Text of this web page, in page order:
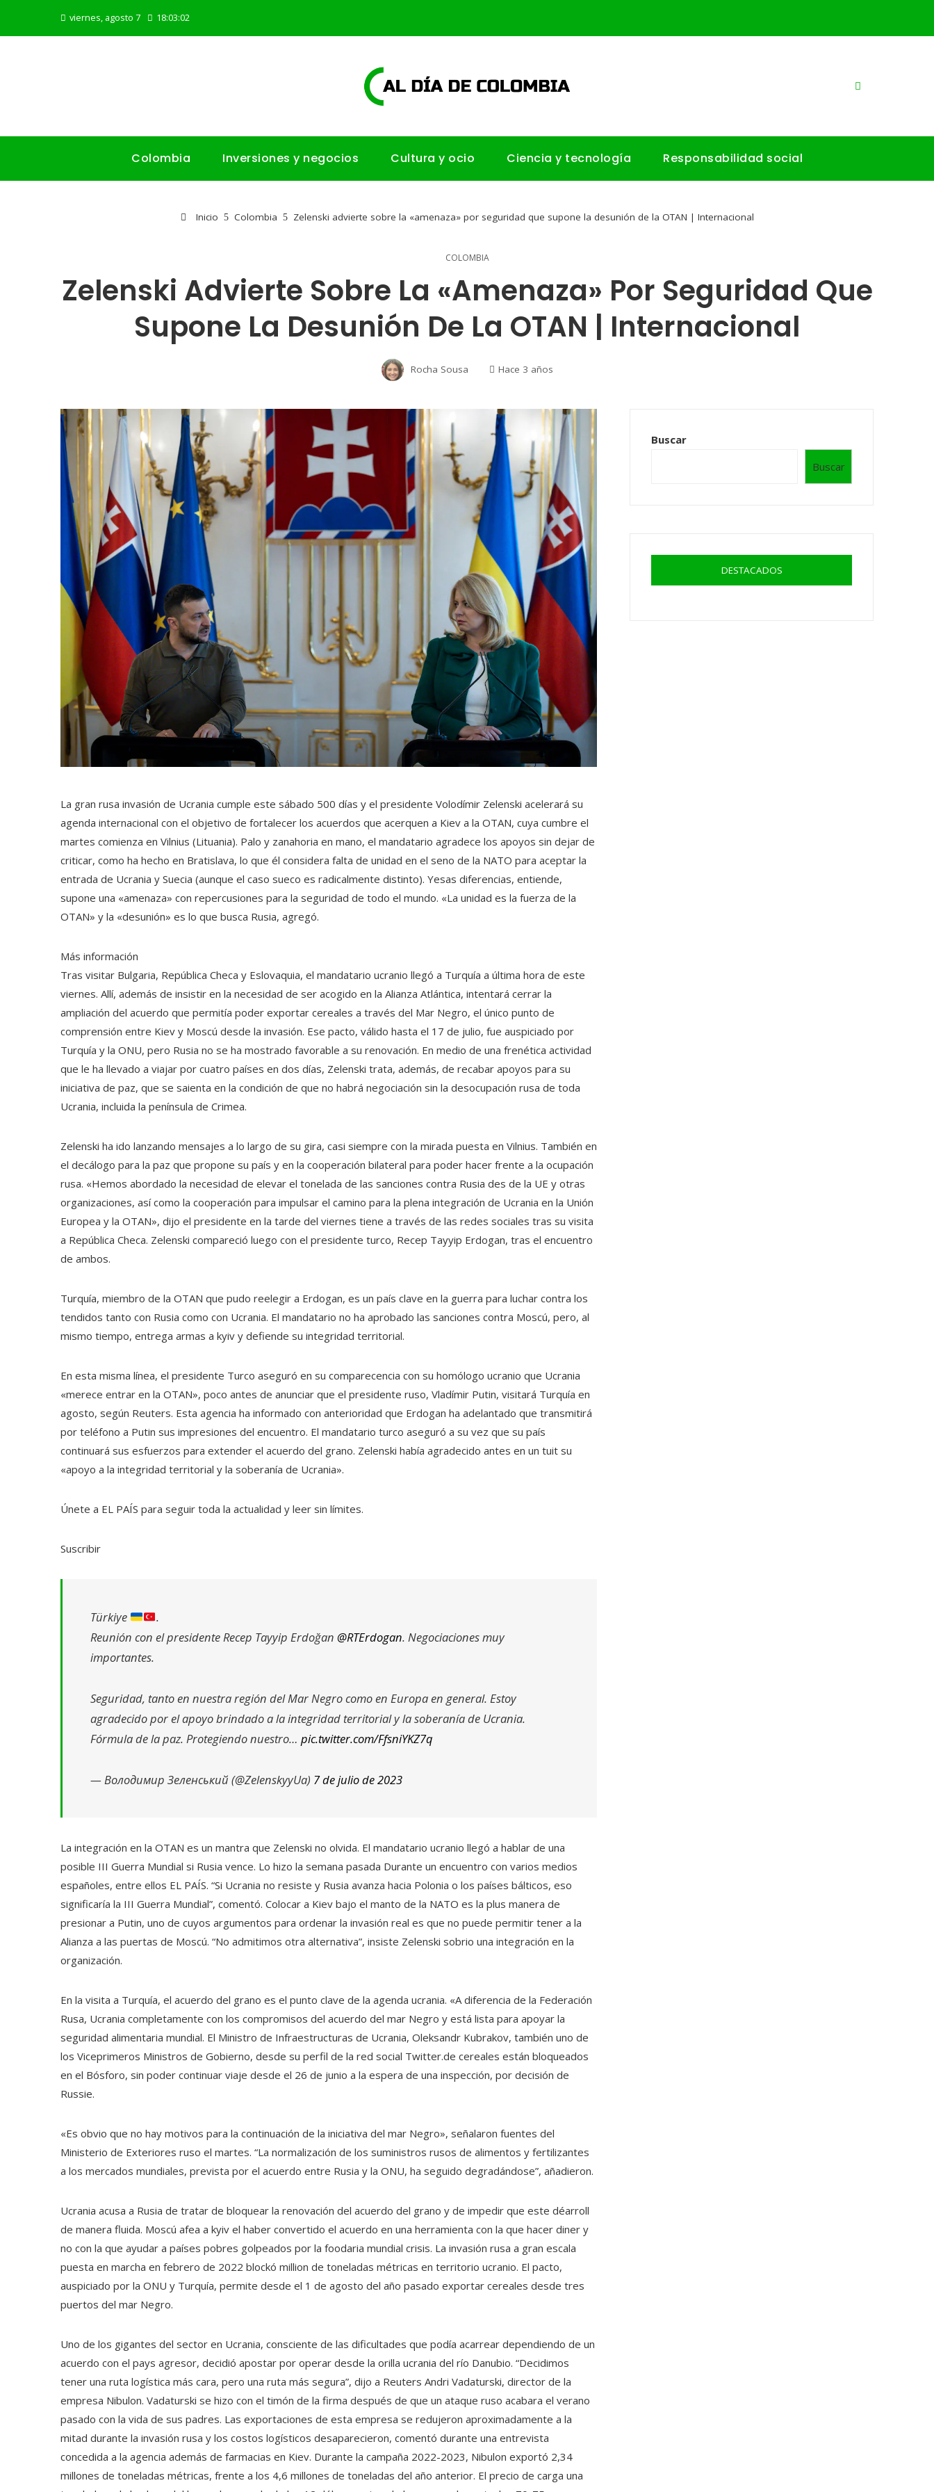
viernes, agosto 7 18:03:03
Colombia Inversiones y negocios Cultura y ocio Ciencia y tecnología Responsabilidad social
Inicio Colombia Zelenski advierte sobre la «amenaza» por seguridad que supone la desunión de la OTAN | Internacional
COLOMBIA
Zelenski Advierte Sobre La «amenaza» Por Seguridad Que
Supone La Desunión De La OTAN | Internacional
Rocha Sousa Hace 3 años
La gran rusa invasión de Ucrania cumple este sábado 500 días y el presidente Volodímir Zelenski acelerará su
agenda internacional con el objetivo de fortalecer los acuerdos que acerquen a Kiev a la OTAN, cuya cumbre el
martes comienza en Vilnius (Lituania). Palo y zanahoria en mano, el mandatario agradece los apoyos sin dejar de
criticar, como ha hecho en Bratislava, lo que él considera falta de unidad en el seno de la NATO para aceptar la
entrada de Ucrania y Suecia (aunque el caso sueco es radicalmente distinto). Yesas diferencias, entiende,
supone una «amenaza» con repercusiones para la seguridad de todo el mundo. «La unidad es la fuerza de la
OTAN» y la «desunión» es lo que busca Rusia, agregó.
Más información
Tras visitar Bulgaria, República Checa y Eslovaquia, el mandatario ucranio llegó a Turquía a última hora de este
viernes. Allí, además de insistir en la necesidad de ser acogido en la Alianza Atlántica, intentará cerrar la
ampliación del acuerdo que permitía poder exportar cereales a través del Mar Negro, el único punto de
comprensión entre Kiev y Moscú desde la invasión. Ese pacto, válido hasta el 17 de julio, fue auspiciado por
Turquía y la ONU, pero Rusia no se ha mostrado favorable a su renovación. En medio de una frenética actividad
que le ha llevado a viajar por cuatro países en dos días, Zelenski trata, además, de recabar apoyos para su
iniciativa de paz, que se saienta en la condición de que no habrá negociación sin la desocupación rusa de toda
Ucrania, incluida la península de Crimea.
Zelenski ha ido lanzando mensajes a lo largo de su gira, casi siempre con la mirada puesta en Vilnius. También en
el decálogo para la paz que propone su país y en la cooperación bilateral para poder hacer frente a la ocupación
rusa. «Hemos abordado la necesidad de elevar el tonelada de las sanciones contra Rusia des de la UE y otras
organizaciones, así como la cooperación para impulsar el camino para la plena integración de Ucrania en la Unión
Europea y la OTAN», dijo el presidente en la tarde del viernes tiene a través de las redes sociales tras su visita
a República Checa. Zelenski compareció luego con el presidente turco, Recep Tayyip Erdogan, tras el encuentro
de ambos.
Turquía, miembro de la OTAN que pudo reelegir a Erdogan, es un país clave en la guerra para luchar contra los
tendidos tanto con Rusia como con Ucrania. El mandatario no ha aprobado las sanciones contra Moscú, pero, al
mismo tiempo, entrega armas a kyiv y defiende su integridad territorial.
En esta misma línea, el presidente Turco aseguró en su comparecencia con su homólogo ucranio que Ucrania
«merece entrar en la OTAN», poco antes de anunciar que el presidente ruso, Vladímir Putin, visitará Turquía en
agosto, según Reuters. Esta agencia ha informado con anterioridad que Erdogan ha adelantado que transmitirá
por teléfono a Putin sus impresiones del encuentro. El mandatario turco aseguró a su vez que su país
continuará sus esfuerzos para extender el acuerdo del grano. Zelenski había agradecido antes en un tuit su
«apoyo a la integridad territorial y la soberanía de Ucrania».
Únete a EL PAÍS para seguir toda la actualidad y leer sin límites.
Suscribir
Türkiye
.
Reunión con el presidente Recep Tayyip Erdoğan @RTErdogan. Negociaciones muy
importantes.
Seguridad, tanto en nuestra región del Mar Negro como en Europa en general. Estoy
agradecido por el apoyo brindado a la integridad territorial y la soberanía de Ucrania.
Fórmula de la paz. Protegiendo nuestro… pic.twitter.com/FfsniYKZ7q
— Володимир Зеленський (@ZelenskyyUa) 7 de julio de 2023
La integración en la OTAN es un mantra que Zelenski no olvida. El mandatario ucranio llegó a hablar de una
posible III Guerra Mundial si Rusia vence. Lo hizo la semana pasada Durante un encuentro con varios medios
españoles, entre ellos EL PAÍS. “Si Ucrania no resiste y Rusia avanza hacia Polonia o los países bálticos, eso
significaría la III Guerra Mundial”, comentó. Colocar a Kiev bajo el manto de la NATO es la plus manera de
presionar a Putin, uno de cuyos argumentos para ordenar la invasión real es que no puede permitir tener a la
Alianza a las puertas de Moscú. “No admitimos otra alternativa”, insiste Zelenski sobrio una integración en la
organización.
En la visita a Turquía, el acuerdo del grano es el punto clave de la agenda ucrania. «A diferencia de la Federación
Rusa, Ucrania completamente con los compromisos del acuerdo del mar Negro y está lista para apoyar la
seguridad alimentaria mundial. El Ministro de Infraestructuras de Ucrania, Oleksandr Kubrakov, también uno de
los Viceprimeros Ministros de Gobierno, desde su perfil de la red social Twitter.de cereales están bloqueados
en el Bósforo, sin poder continuar viaje desde el 26 de junio a la espera de una inspección, por decisión de
Russie.
«Es obvio que no hay motivos para la continuación de la iniciativa del mar Negro», señalaron fuentes del
Ministerio de Exteriores ruso el martes. “La normalización de los suministros rusos de alimentos y fertilizantes
a los mercados mundiales, prevista por el acuerdo entre Rusia y la ONU, ha seguido degradándose”, añadieron.
Ucrania acusa a Rusia de tratar de bloquear la renovación del acuerdo del grano y de impedir que este déarroll
de manera fluida. Moscú afea a kyiv el haber convertido el acuerdo en una herramienta con la que hacer diner y
no con la que ayudar a países pobres golpeados por la foodaria mundial crisis. La invasión rusa a gran escala
puesta en marcha en febrero de 2022 blockó million de toneladas métricas en territorio ucranio. El pacto,
auspiciado por la ONU y Turquía, permite desde el 1 de agosto del año pasado exportar cereales desde tres
puertos del mar Negro.
Uno de los gigantes del sector en Ucrania, consciente de las dificultades que podía acarrear dependiendo de un
acuerdo con el pays agresor, decidió apostar por operar desde la orilla ucrania del río Danubio. “Decidimos
tener una ruta logística más cara, pero una ruta más segura”, dijo a Reuters Andri Vadaturski, director de la
empresa Nibulon. Vadaturski se hizo con el timón de la firma después de que un ataque ruso acabara el verano
pasado con la vida de sus padres. Las exportaciones de esta empresa se redujeron aproximadamente a la
mitad durante la invasión rusa y los costos logísticos desaparecieron, comentó durante una entrevista
concedida a la agencia además de farmacias en Kiev. Durante la campaña 2022-2023, Nibulon exportó 2,34
millones de toneladas métricas, frente a los 4,6 millones de toneladas del año anterior. El precio de carga una
Buscar
Buscar
DESTACADOS